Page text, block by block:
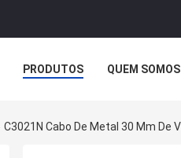
PRODUTOS QUEM SOMOS
C3021N Cabo De Metal 30 Mm De